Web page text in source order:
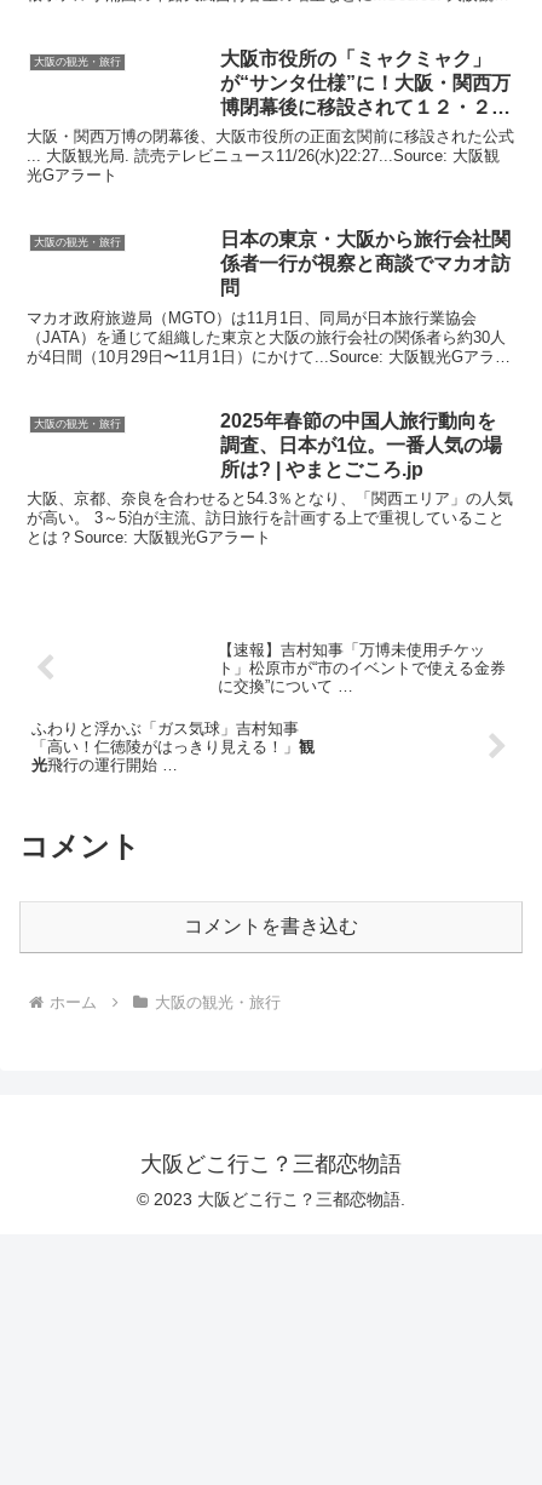
大阪の観光・旅行 大阪市役所の「ミャクミャク」
が“サンタ仕様”に！ 大阪 ・関西万
博閉幕後に移設されて１２・２６
…
大阪・関西万博の閉幕後、大阪市役所の正面玄関前に移設された公式
... 大阪観光局. 読売テレビニュース11/26(水)22:27...Source: 大阪観
光Gアラート
大阪の観光・旅行 日本の東京・ 大阪から旅行会社関
係者一行が視察と商談でマカオ訪
問
マカオ政府旅遊局（MGTO）は11月1日、同局が日本旅行業協会
（JATA）を通じて組織した東京と大阪の旅行会社の関係者ら約30人
が4日間（10月29日〜11月1日）にかけて...Source: 大阪観光Gアラー
大阪の観光・旅行
2025年春節の中国人旅行動向を
調査、日本が1位。一番人気の場
所は? | やまとごころ.jp
大阪、京都、奈良を合わせると54.3％となり、「関西エリア」の人気
が高い。 3～5泊が主流、訪日旅行を計画する上で重視していること
とは？Source: 大阪観光Gアラート
【速報】吉村知事「万博未使用チケッ
ト」松原市が“市のイベントで使える金券
に交換”について …
ふわりと浮かぶ「ガス気球」吉村知事
「高い！仁徳陵がはっきり見える！」 観
光飛行の運行開始 …
コメント
コメントを書き込む
ホーム 大阪の観光・旅行
大阪どこ行こ？三都恋物語
© 2023 大阪どこ行こ？三都恋物語.